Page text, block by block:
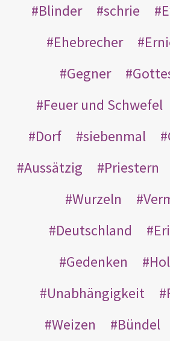
Blinder
schrie
Ehebrecher
Gegner
Feuer und Schwefel
Dorf
siebenmal
Aussätzig
Priestern
Wurzeln
Deutschland
Gedenken
Unabhängigkeit
Weizen
Bündel